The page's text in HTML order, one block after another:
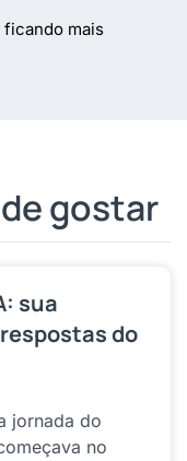
ficando mais
gostar
sua
do
jornada do
no